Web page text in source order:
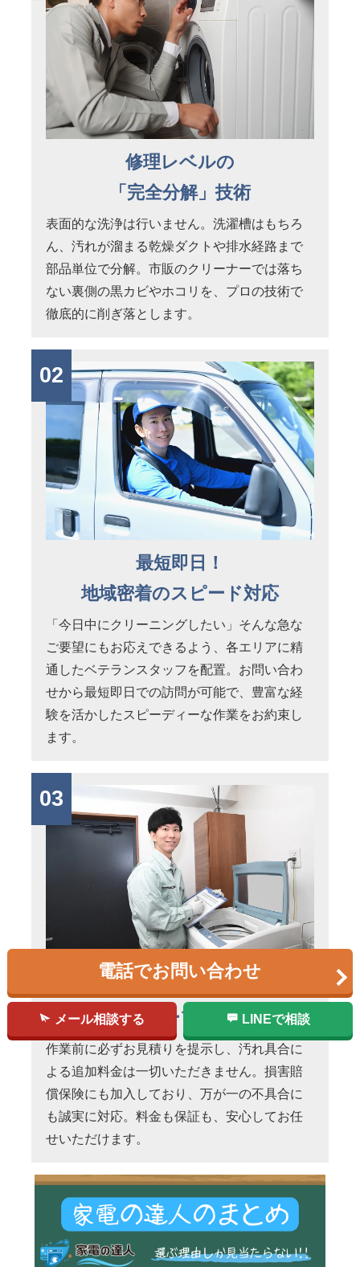
修理レベルの
「完全分解」技術
表面的な洗浄は行いません。洗濯槽はもちろ
ん、汚れが溜まる乾燥ダクトや排水経路まで
部品単位で分解。市販のクリーナーでは落ち
ない裏側の黒カビやホコリを、プロの技術で
徹底的に削ぎ落とします。
02
最短即日！
地域密着のスピード対応
「今日中にクリーニングしたい」そんな急な
ご要望にもお応えできるよう、各エリアに精
通したベテランスタッフを配置。お問い合わ
せから最短即日での訪問が可能で、豊富な経
験を活かしたスピーディーな作業をお約束し
ます。
03
明朗会計＆万全の
アフターフォロー
作業前に必ずお見積りを提示し、汚れ具合に
よる追加料金は一切いただきません。損害賠
償保険にも加入しており、万が一の不具合に
も誠実に対応。料金も保証も、安心してお任
せいただけます。
電話でお問い合わせ
メール相談する LINEで相談